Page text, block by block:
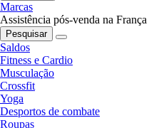
Marcas
Assistência pós-venda na França
Pesquisar
Saldos
Fitness e Cardio
Musculação
Crossfit
Yoga
Desportos de combate
Roupas